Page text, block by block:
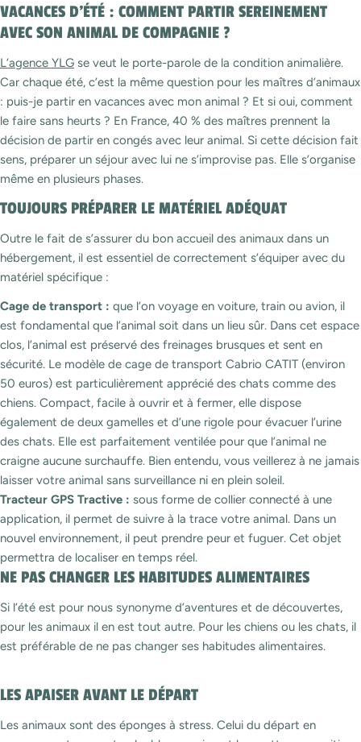
VACANCES D’ÉTÉ : COMMENT PARTIR SEREINEMENT
AVEC SON ANIMAL DE COMPAGNIE ?
L’agence YLG se veut le porte-parole de la condition animalière.
Car chaque été, c’est la même question pour les maîtres d’animaux
: puis-je partir en vacances avec mon animal ? Et si oui, comment
le faire sans heurts ? En France, 40 % des maîtres prennent la
décision de partir en congés avec leur animal. Si cette décision fait
sens, préparer un séjour avec lui ne s’improvise pas. Elle s’organise
même en plusieurs phases.
TOUJOURS PRÉPARER LE MATÉRIEL ADÉQUAT
Outre le fait de s’assurer du bon accueil des animaux dans un
hébergement, il est essentiel de correctement s’équiper avec du
matériel spécifique :
Cage de transport : que l’on voyage en voiture, train ou avion, il
est fondamental que l’animal soit dans un lieu sûr. Dans cet espace
clos, l’animal est préservé des freinages brusques et sent en
sécurité. Le modèle de cage de transport Cabrio CATIT (environ
50 euros) est particulièrement apprécié des chats comme des
chiens. Compact, facile à ouvrir et à fermer, elle dispose
également de deux gamelles et d’une rigole pour évacuer l’urine
des chats. Elle est parfaitement ventilée pour que l’animal ne
craigne aucune surchauffe. Bien entendu, vous veillerez à ne jamais
laisser votre animal sans surveillance ni en plein soleil.
Tracteur GPS Tractive : sous forme de collier connecté à une
application, il permet de suivre à la trace votre animal. Dans un
nouvel environnement, il peut prendre peur et fuguer. Cet objet
permettra de localiser en temps réel.
NE PAS CHANGER LES HABITUDES ALIMENTAIRES
Si l’été est pour nous synonyme d’aventures et de découvertes,
pour les animaux il en est tout autre. Pour les chiens ou les chats, il
est préférable de ne pas changer ses habitudes alimentaires.
LES APAISER AVANT LE DÉPART
Les animaux sont des éponges à stress. Celui du départ en